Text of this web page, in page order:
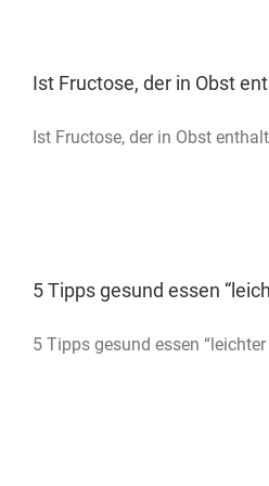
Ist Fructose, der in Obst
Ist Fructose, der in Obst
5 Tipps gesund essen
5 Tipps gesund essen “leichter